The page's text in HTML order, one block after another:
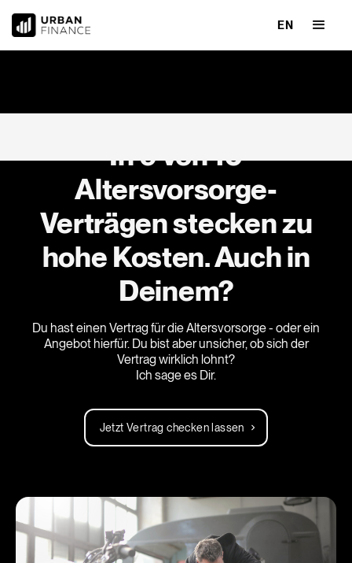
EN
In 9 von 10
Altersvorsorge-
Verträgen stecken zu
hohe Kosten. Auch in
Deinem?
Du hast einen Vertrag für die Altersvorsorge - oder ein
Angebot hierfür. Du bist aber unsicher, ob sich der
Vertrag wirklich lohnt?
Ich sage es Dir.
Jetzt Vertrag checken lassen chevron_right